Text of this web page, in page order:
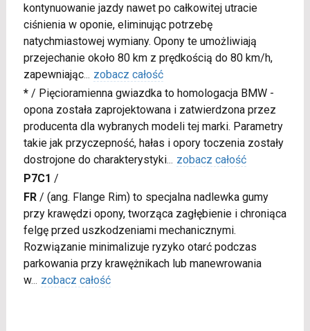
kontynuowanie jazdy nawet po całkowitej utracie
ciśnienia w oponie, eliminując potrzebę
natychmiastowej wymiany. Opony te umożliwiają
przejechanie około 80 km z prędkością do 80 km/h,
zapewniając... zobacz całość
*/ Pięcioramienna gwiazdka to homologacja BMW -
opona została zaprojektowana i zatwierdzona przez
producenta dla wybranych modeli tej marki. Parametry
takie jak przyczepność, hałas i opory toczenia zostały
dostrojone do charakterystyki... zobacz całość
P7C1 /
FR/ (ang. Flange Rim) to specjalna nadlewka gumy
przy krawędzi opony, tworząca zagłębienie i chroniąca
felgę przed uszkodzeniami mechanicznymi.
Rozwiązanie minimalizuje ryzyko otarć podczas
parkowania przy krawężnikach lub manewrowania
w... zobacz całość